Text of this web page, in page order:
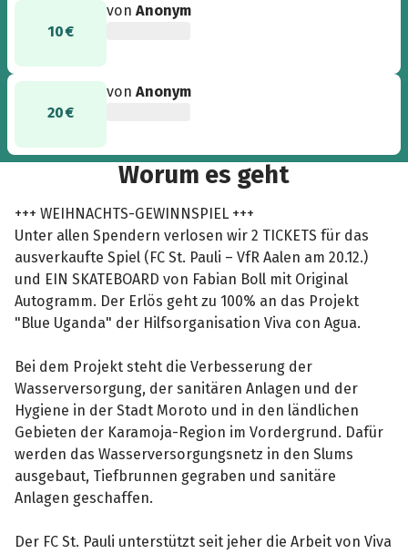
Euro mehr für frisches Wasser geben... “
10 €
vonAnonym
20 €
vonAnonym
Worum es geht
+++ WEIHNACHTS-GEWINNSPIEL +++
Unter allen Spendern verlosen wir 2 TICKETS für das
ausverkaufte Spiel (FC St. Pauli – VfR Aalen am 20.12.)
und EIN SKATEBOARD von Fabian Boll mit Original
Autogramm. Der Erlös geht zu 100% an das Projekt
"Blue Uganda" der Hilfsorganisation Viva con Agua.
Bei dem Projekt steht die Verbesserung der
Wasserversorgung, der sanitären Anlagen und der
Hygiene in der Stadt Moroto und in den ländlichen
Gebieten der Karamoja-Region im Vordergrund. Dafür
werden das Wasserversorgungsnetz in den Slums
ausgebaut, Tiefbrunnen gegraben und sanitäre
Anlagen geschaffen.
Der FC St. Pauli unterstützt seit jeher die Arbeit von Viva